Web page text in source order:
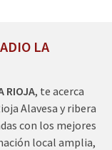
LA
RIOJA, te acerca
Alavesa y ribera
con los mejores
local amplia,